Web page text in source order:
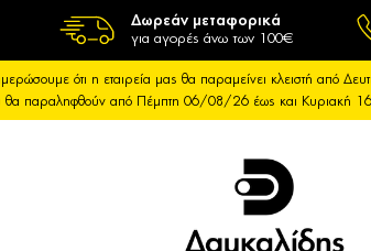
Δωρεάν μεταφορικά
για αγορές άνω των 100€
ότι η εταιρεία μας θα παραμείνει κλειστή
θα παραληφθούν από Πέμπτη 06/08/26 έως και